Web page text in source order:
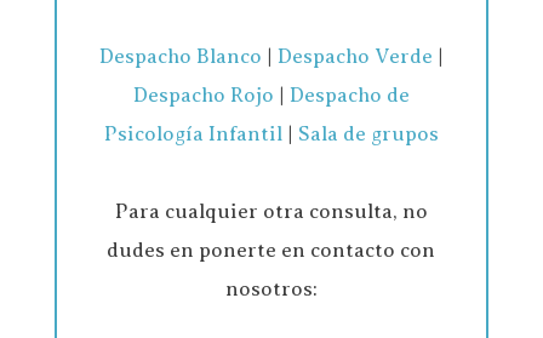
Despacho Blanco | Despacho Verde |
Despacho Rojo | Despacho de
Psicología Infantil| Sala de grupos
Para cualquier otra consulta, no
dudes en ponerte en contacto con
nosotros: